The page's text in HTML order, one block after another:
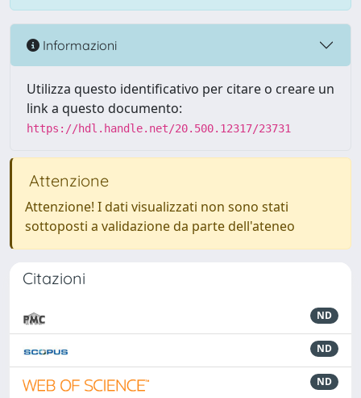
Informazioni
Utilizza questo identificativo per citare o creare un
link a questo documento:
https://hdl.handle.net/20.500.12317/23731
Attenzione
Attenzione! I dati visualizzati non sono stati
sottoposti a validazione da parte dell'ateneo
Citazioni
ND
ND
ND